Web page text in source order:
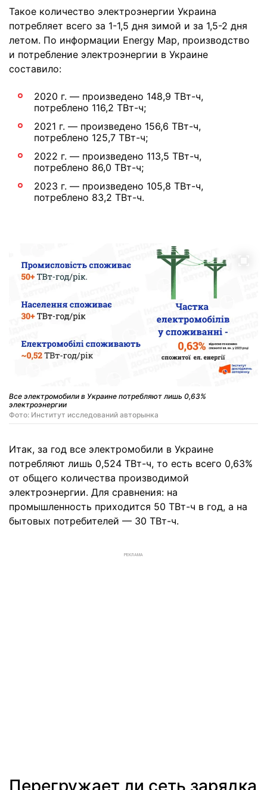
Такое количество электроэнергии Украина
потребляет всего за 1-1,5 дня зимой и за 1,5-2 дня
летом. По информации Energy Map, производство
и потребление электроэнергии в Украине
составило:
2020 г. — произведено 148,9 ТВт-ч,
потреблено 116,2 ТВт-ч;
2021 г. — произведено 156,6 ТВт-ч,
потреблено 125,7 ТВт-ч;
2022 г. — произведено 113,5 ТВт-ч,
потреблено 86,0 ТВт-ч;
2023 г. — произведено 105,8 ТВт-ч,
потреблено 83,2 ТВт-ч.
Все электромобили в Украине потребляют лишь 0,63%
электроэнергии
Фото: Институт исследований авторынка
Итак, за год все электромобили в Украине
потребляют лишь 0,524 ТВт-ч, то есть всего 0,63%
от общего количества производимой
электроэнергии. Для сравнения: на
промышленность приходится 50 ТВт-ч в год, а на
бытовых потребителей — 30 ТВт-ч.
РЕКЛАМА
Перегружает ли сеть зарядка